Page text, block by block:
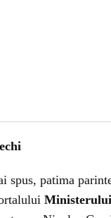
spus, patima